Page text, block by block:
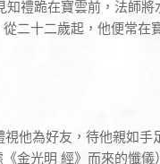
禮跪在寶雲前，法師將
二十二歲起，他便常在
他為好友，待他親如手
金光明 經》而來的懺儀